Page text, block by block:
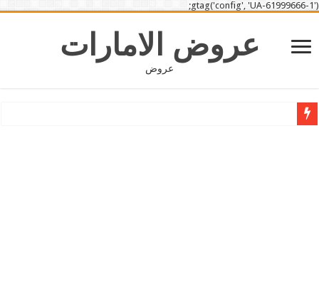
gtag('config', 'UA-61999666-1');
عروض الامارات
عروض